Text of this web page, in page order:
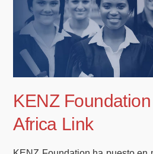
KENZ
Africa Link